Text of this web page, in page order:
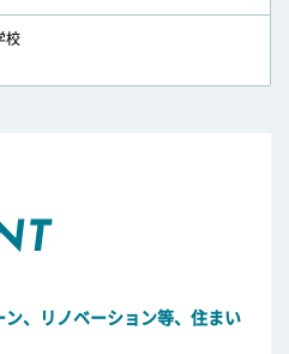
校
、リノベーション等、住まい